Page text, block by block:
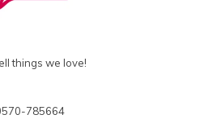
things we love!
785664